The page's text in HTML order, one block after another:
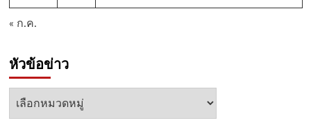
« ก.ค.
หัวข้อข่าว
หัวข้อ